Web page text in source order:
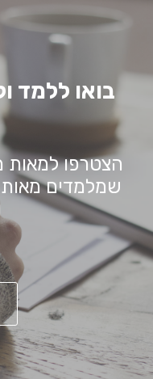
בואו ללמד
הצטרפו למאות
שמלמדים מאות